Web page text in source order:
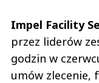
Impel Facility
przez liderów
godzin w
umów zlecenie,